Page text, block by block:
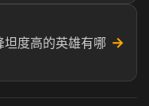
度高的英雄有哪 →